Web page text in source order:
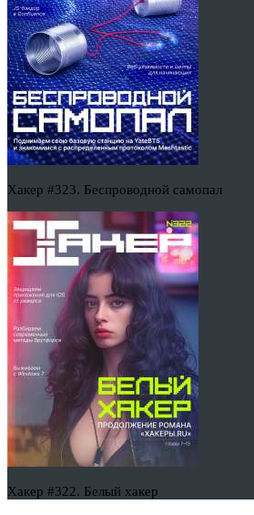
Хакер #323. Беспроводной самопал
Хакер #322. Белый хакер